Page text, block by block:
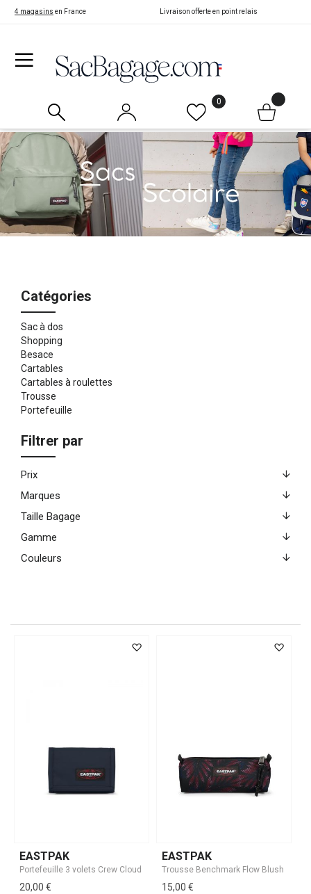
4 magasins en France Livraison offerte en point relais
0
EASTPAK
20,00 €
EASTPAK
15,00 €
Catégories
Sac à dos
Shopping
Besace
Cartables
Cartables à roulettes
Trousse
Portefeuille
Filtrer par
Prix
Marques
Taille Bagage
Gamme
Couleurs